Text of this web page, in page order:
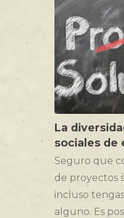
La
sociales de
Seguro que
de proyectos
incluso
alguno. Es